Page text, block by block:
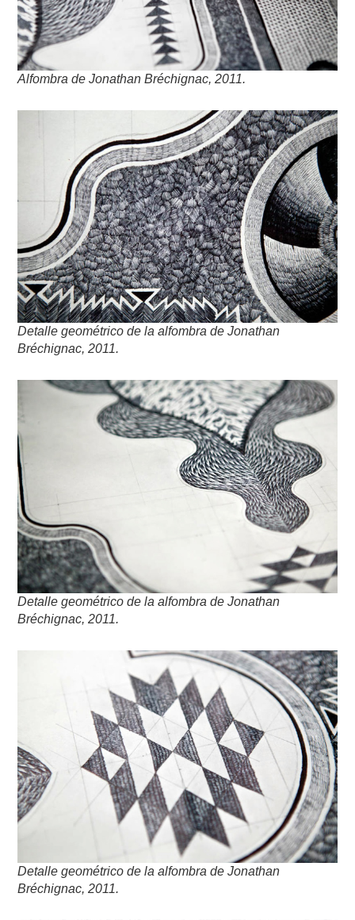
Alfombra de Jonathan Bréchignac, 2011.
Detalle geométrico de la alfombra de Jonathan
Bréchignac, 2011.
Detalle geométrico de la alfombra de Jonathan
Bréchignac, 2011.
Detalle geométrico de la alfombra de Jonathan
Bréchignac, 2011.